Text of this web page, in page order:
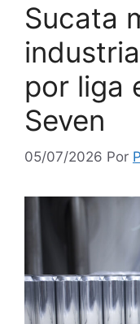
Sucata
por liga
Seven
05/07/2026 Por